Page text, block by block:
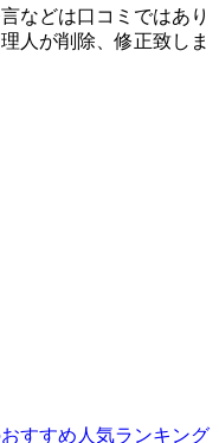
などは口コミではあり
人が削除、修正致しま
すすめ人気ランキング